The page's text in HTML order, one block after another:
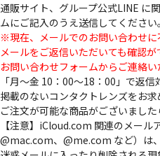
通販サイト、グループ公式LINE に
ムにご記入のうえ送信してください。
※現在、メールでのお問い合わせ
メールをご返信いただいても確認が
お問い合わせフォームからご連絡
「月～金 10：00～18：00」で返信
掲載のないコンタクトレンズをお
ご注文が可能な商品がございました
【注意】iCloud.com 関連のメール
@mac.com、@me.com など）は、